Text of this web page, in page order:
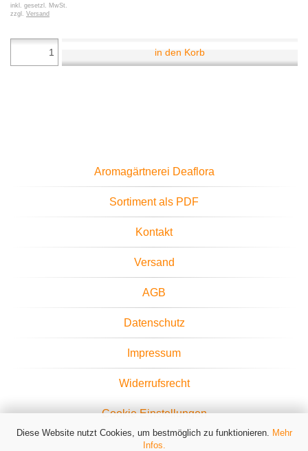
Diese Website nutzt Cookies, um bestmöglich zu funktionieren. Mehr
Infos.
inkl. gesetzl. MwSt.
zzgl. Versand
in den Korb
Aromagärtnerei Deaflora
Sortiment als PDF
Kontakt
Versand
AGB
Datenschutz
Impressum
Widerrufsrecht
Cookie Einstellungen